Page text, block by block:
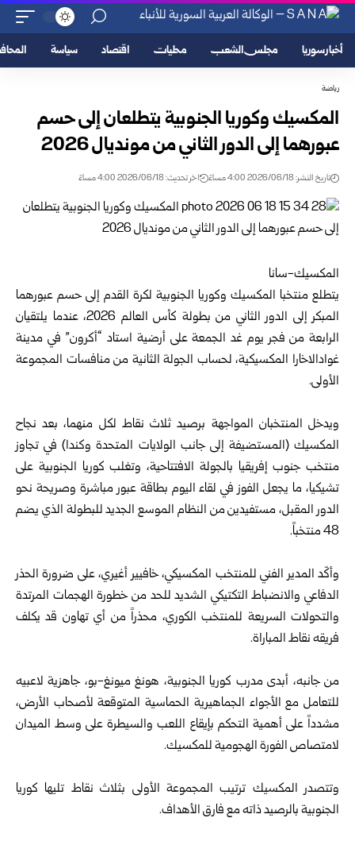
أخبار سوريا مجلس الشعب محليات اقتصاد سياسة
رياضة
المكسيك وكوريا الجنوبية يتطلعان إلى حسم
عبورهما إلى الدور الثاني من مونديال 2026
تاريخ النشر: 2026/06/18 4:00 مساءً اخر تحديث: 2026/06/18 4:00 مساءً
المكسيك-سانا
يتطلع منتخبا المكسيك وكوريا الجنوبية لكرة القدم إلى حسم عبورهما
المبكر إلى الدور الثاني من بطولة كأس العالم 2026، عندما يلتقيان
الرابعة من فجر يوم غد الجمعة على أرضية استاد “أكرون” في مدينة
غوادالاخارا المكسيكية، لحساب الجولة الثانية من منافسات المجموعة
الأولى.
ويدخل المنتخبان المواجهة برصيد ثلاث نقاط لكل منهما، بعد نجاح
المكسيك (المستضيفة إلى جانب الولايات المتحدة وكندا) في تجاوز
منتخب جنوب إفريقيا بالجولة الافتتاحية، وتغلب كوريا الجنوبية على
تشيكيا، ما يجعل الفوز في لقاء اليوم بطاقة عبور مباشرة وصريحة نحو
الدور المقبل، مستفيدين من النظام الموسع الجديد للبطولة الذي يضم
48 منتخباً.
وأكّد المدير الفني للمنتخب المكسيكي، خافيير أغيري، على ضرورة الحذر
الدفاعي والانضباط التكتيكي الشديد للحد من خطورة الهجمات المرتدة
والتحولات السريعة للمنتخب الكوري، محذراً من أي تهاون قد يكلف
فريقه نقاط المباراة.
من جانبه، أبدى مدرب كوريا الجنوبية، هونغ ميونغ-بو، جاهزية لاعبيه
للتعامل مع الأجواء الجماهيرية الحماسية المتوقعة لأصحاب الأرض،
مشدداً على أهمية التحكم بإيقاع اللعب والسيطرة على وسط الميدان
لامتصاص الفورة الهجومية للمكسيك.
وتتصدر المكسيك ترتيب المجموعة الأولى بثلاث نقاط تليها كوريا
الجنوبية بالرصيد ذاته مع فارق الأهداف.